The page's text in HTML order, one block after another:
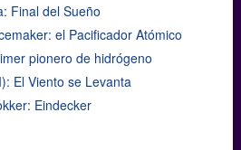
Final del Sueño
el Pacificador Atómico
pionero de hidrógeno
El Viento se Levanta
Eindecker